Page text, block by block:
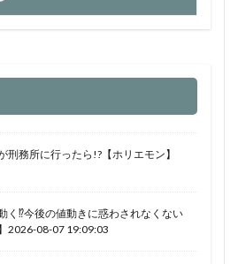
刑務所に行ったら!?【ホリエモン】
く⁉今後の値動きに惑わされなくない
2026-08-07 19:09:03